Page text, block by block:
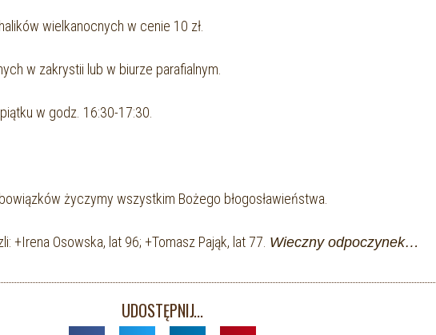
wielkanocnych w cenie 10 zł.
w zakrystii lub w biurze parafialnym.
w godz. 16:30-17:30.
życzymy wszystkim Bożego błogosławieństwa.
Osowska, lat 96; +Tomasz Pająk, lat 77. Wieczny odpoczynek…
UDOSTĘPNIJ...